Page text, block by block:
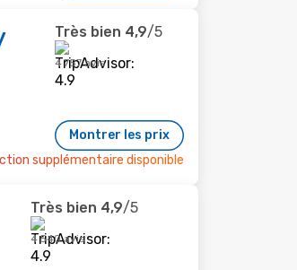
Très bien 4,9/5
4 757 avis
Montrer les prix
supplémentaire disponible
Très bien 4,9/5
4 540 avis